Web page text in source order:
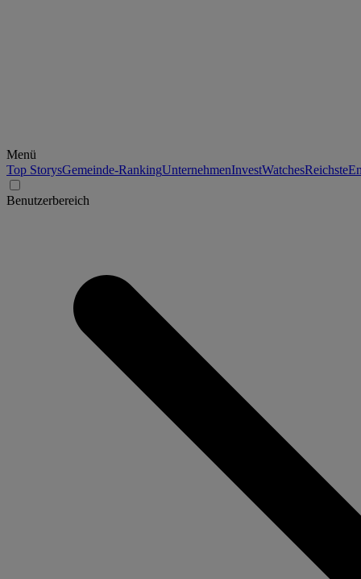
Menü
Top StorysGemeinde-RankingUnternehmenInvestWatchesReichste
Benutzerbereich